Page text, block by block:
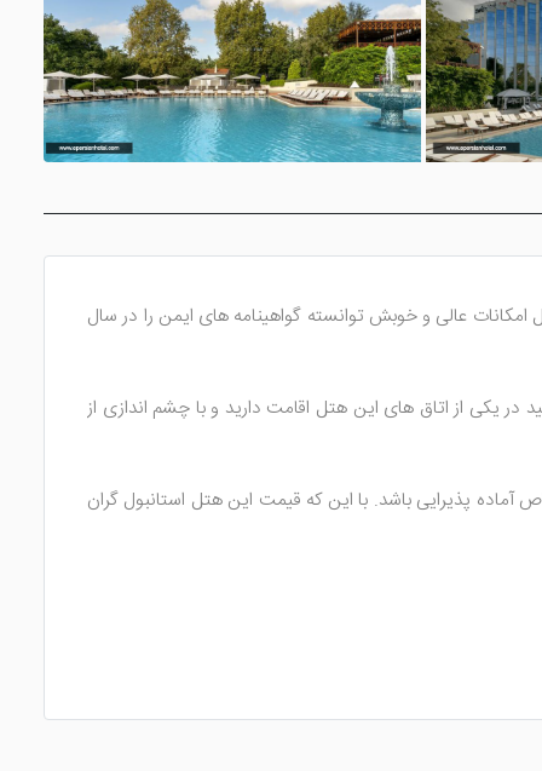
امکانات عالی و خوبش توانسته گواهینامه های ایمن را در سال
در یکی از اتاق های این هتل اقامت دارید و با چشم اندازی از
آماده پذیرایی باشد. با این که قیمت این هتل استانبول گران
بماند. با اقامت در اتاق های این هتل استانبول آرامشی وصف